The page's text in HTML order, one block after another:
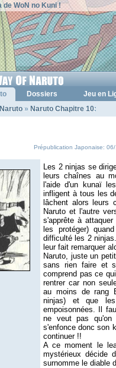
de WoN no Kuni !
Dossiers Jeu en
» Naruto Chapitre 10:
Prépublication Japonaise:
Les 2 ninjas se
leurs chaînes au
l'aide d'un kunaï
infligent à tous les
lâchent alors leurs
Naruto et l'autre
s'apprête à
les protéger)
difficulté les 2
leur fait remarquer
Naruto, juste un
sans rien faire et
comprend pas ce
rentrer car non
au moins de rang
ninjas) et que
empoisonnées. Il
ne veut pas
s'enfonce donc son
continuer !!
A ce moment le
mystérieux décide
surnomme le diable